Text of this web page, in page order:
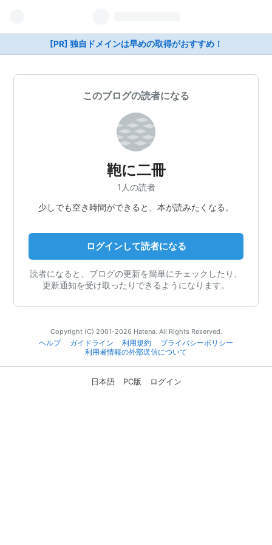
[PR] 独自ドメインは早めの取得がおすすめ！
このブログの読者になる
鞄に二冊
1人の読者
少しでも空き時間ができると、本が読みたくなる。
ログインして読者になる
読者になると、ブログの更新を簡単にチェックしたり、
更新通知を受け取ったりできるようになります。
Copyright (C) 2001-2026 Hatena. All Rights Reserved.
ヘルプ
ガイドライン 利用規約
プライバシーポリシー
利用者情報の外部送信について
日本語 PC版 ログイン